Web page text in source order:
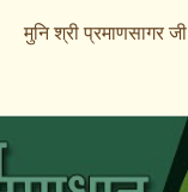
मुनि श्री प्रमाणसागर जी